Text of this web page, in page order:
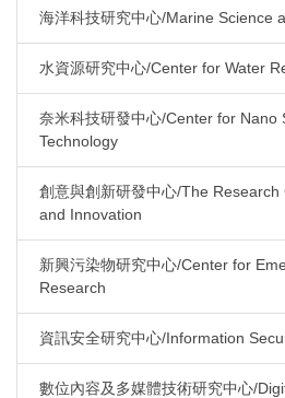
海洋科技研究中心/Marine Science
水資源研究中心/Center for Water
奈米科技研發中心/Center for Nano
Technology
創意與創新研發中心/The
and Innovation
新興污染物研究中心/Center for
Research
資訊安全研究中心/Information
數位內容及多媒體技術研究中心/